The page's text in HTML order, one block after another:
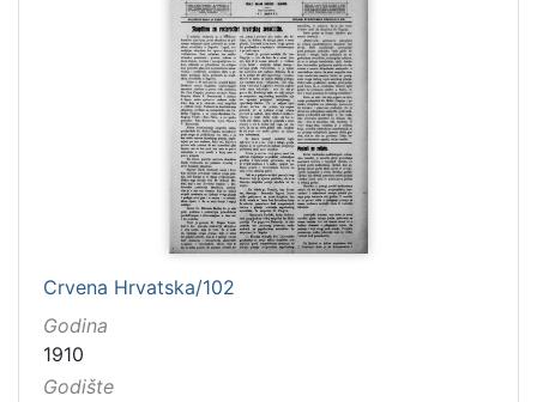
Crvena Hrvatska/102
Godina
1910
Godište